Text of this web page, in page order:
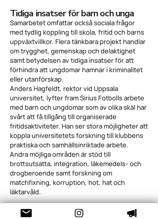
Tidiga insatser för barn och unga
Samarbetet omfattar också sociala frågor
med tydlig koppling till skola, fritid och barns
uppväxtvillkor. Flera tänkbara projekt handlar
om trygghet, gemenskap och delaktighet
samt betydelsen av tidiga insatser för att
förhindra att ungdomar hamnar i kriminalitet
eller utanförskap.
Anders Hagfeldt, rektor vid Uppsala
universitet, lyfter fram Sirius Fotbolls arbete
med barn och ungdomar som av olika skäl har
svårt att få tillgång till organiserade
fritidsaktiviteter. Han ser stora möjligheter att
koppla universitetets forskning till klubbens
praktiska och samhällsinriktade arbete.
Andra möjliga områden är stöd till
brottsutsatta, integration, läkemedels- och
drogberoende samt forskning om
matchfixning, korruption, hot, hat och
läktarvåld.
Förstudier blir första steget